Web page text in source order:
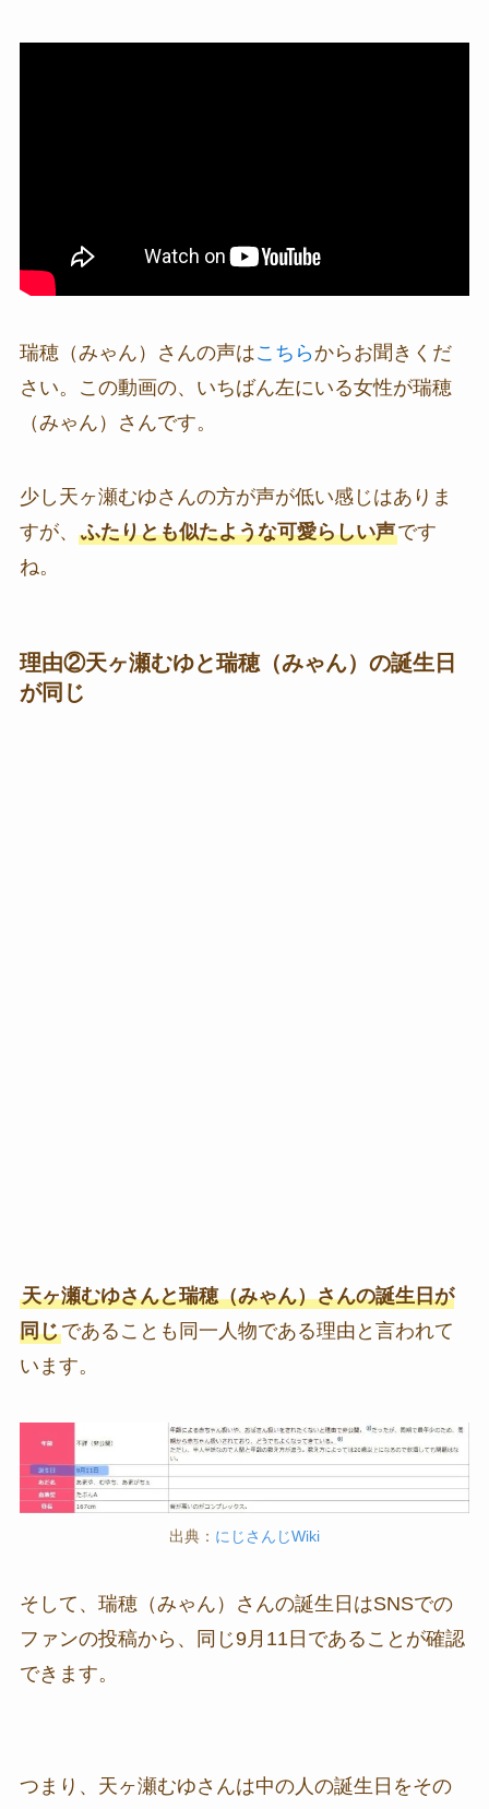
瑞穂（みゃん）さんの声はこちらからお聞きくだ
さい。この動画の、いちばん左にいる女性が瑞穂
（みゃん）さんです。
少し天ヶ瀬むゆさんの方が声が低い感じはありま
すが、 ふたりとも似たような可愛らしい声です
ね。
理由②天ヶ瀬むゆと瑞穂（みゃん）の誕生日
が同じ
天ヶ瀬むゆさんと瑞穂（みゃん）さんの誕生日が
同じであることも同一人物である理由と言われて
います。
出典： にじさんじWiki
そして、瑞穂（みゃん）さんの誕生日はSNSでの
ファンの投稿から、同じ9月11日であることが確認
できます。
つまり、天ヶ瀬むゆさんは中の人の誕生日をその